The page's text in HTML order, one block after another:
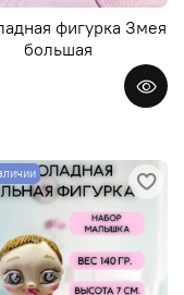
фигурка Змея
большая